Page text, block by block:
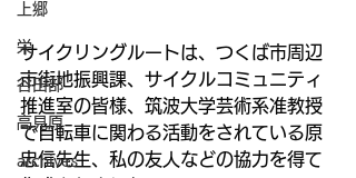
上郷
栄
谷田部
高見原
archives
サイクリングルートは、つくば市周辺
市街地振興課、サイクルコミュニティ
推進室の皆様、筑波大学芸術系准教授
で自転車に関わる活動をされている原
忠信先生、私の友人などの協力を得て